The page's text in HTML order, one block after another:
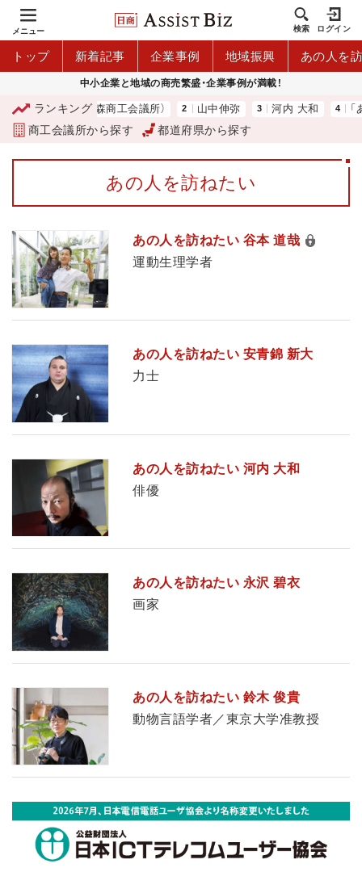
メニュー 検索 ログイン
トップ 新着記事 企業事例 地域振興 あの人を
中小企業と地域の商売繁盛・企業事例が満載！
ランキング
店舗募集中（青森商工会議所） 山中伸弥 河内 大和 「あ
商工会議所から探す 都道府県から探す
あの人を訪ねたい
あの人を訪ねたい 谷本 道哉
運動生理学者
あの人を訪ねたい 安青錦 新大
力士
あの人を訪ねたい 河内 大和
俳優
あの人を訪ねたい 永沢 碧衣
画家
あの人を訪ねたい 鈴木 俊貴
動物言語学者／東京大学准教授